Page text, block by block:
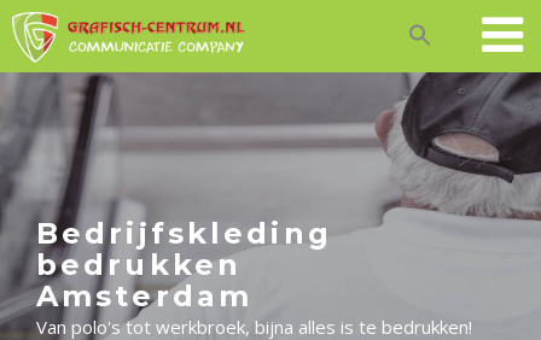
Skip
to
content
Bedrijfskleding
bedrukken
Amsterdam
Van polo's tot werkbroek, bijna alles is te bedrukken!